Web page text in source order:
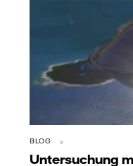
BLOG
Untersuchung